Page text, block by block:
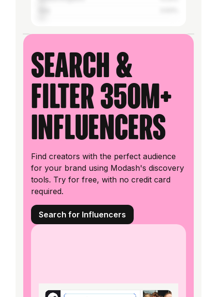
Search &
filter 350M+
influencers
Find creators with the perfect audience
for your brand using Modash's discovery
tools. Try for free, with no credit card
required.
Search for Influencers